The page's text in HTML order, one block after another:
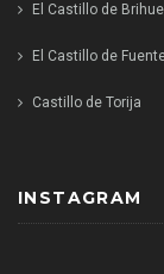
El Castillo de
El Castillo de
Castillo de Torija
INSTAGRAM